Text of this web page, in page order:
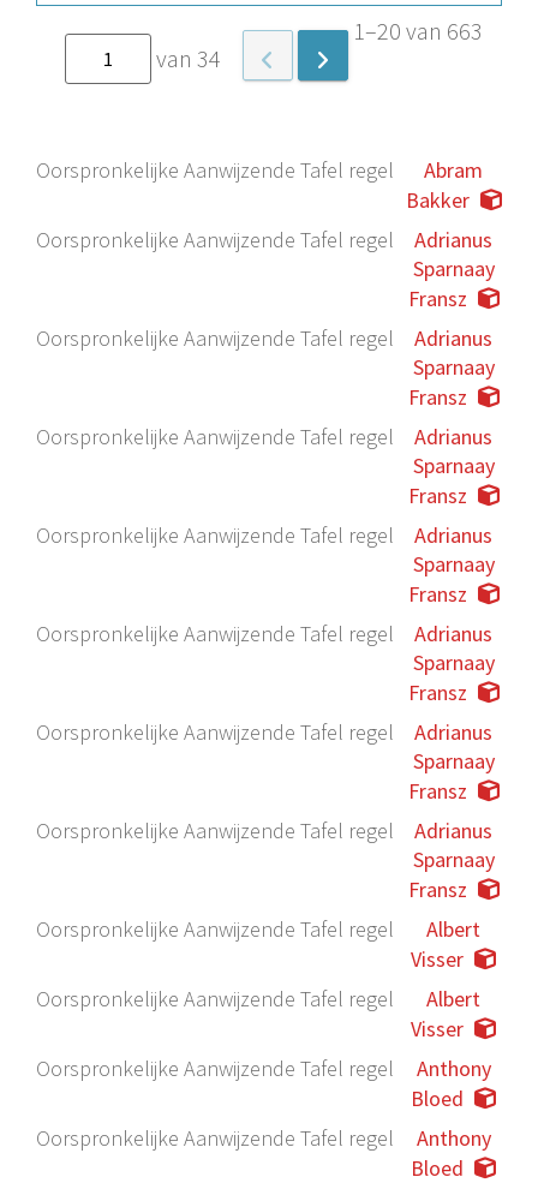
van 34
1–20 van 663
Oorspronkelijke Aanwijzende Tafel regel
Abram
Bakker
Oorspronkelijke Aanwijzende Tafel regel
Adrianus
Sparnaay
Fransz
Oorspronkelijke Aanwijzende Tafel regel
Adrianus
Sparnaay
Fransz
Oorspronkelijke Aanwijzende Tafel regel
Adrianus
Sparnaay
Fransz
Oorspronkelijke Aanwijzende Tafel regel
Adrianus
Sparnaay
Fransz
Oorspronkelijke Aanwijzende Tafel regel
Adrianus
Sparnaay
Fransz
Oorspronkelijke Aanwijzende Tafel regel
Adrianus
Sparnaay
Fransz
Oorspronkelijke Aanwijzende Tafel regel
Adrianus
Sparnaay
Fransz
Oorspronkelijke Aanwijzende Tafel regel
Albert
Visser
Oorspronkelijke Aanwijzende Tafel regel
Albert
Visser
Oorspronkelijke Aanwijzende Tafel regel
Anthony
Bloed
Oorspronkelijke Aanwijzende Tafel regel
Anthony
Bloed